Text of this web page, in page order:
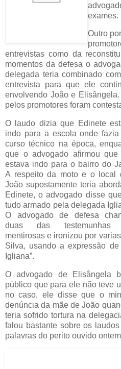
exames.
Outro
entrevistas como da
momentos da defesa o
delegada teria combinado
entrevista para que ele
envolvendo João e
pelos promotores foram
O laudo dizia que Edinete
indo para a escola onde fazia
curso técnico na época,
que o advogado afirmou que
estava indo para o bairro do
A respeito da moto e o local
João supostamente teria
Edinete, o advogado disse
tudo armado pela delegada
O advogado de defesa
duas das testemunhas
mentirosas e ironizou por
Silva, usando a expressão
Igliana”.
O advogado de Elisângela
público que para ele não teve
no caso, ele disse que o
denúncia da mãe de João
teria sofrido tortura na
falou bastante sobre os
palavras do perito ouvido